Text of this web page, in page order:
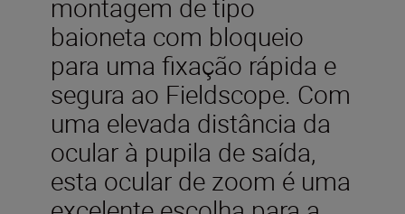
montagem de tipo
baioneta com bloqueio
para uma fixação rápida e
segura ao Fieldscope. Com
uma elevada distância da
ocular à pupila de saída,
esta ocular de zoom é uma